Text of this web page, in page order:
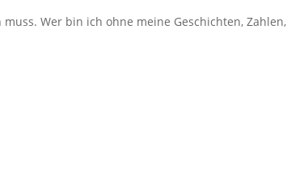
Wer bin ich ohne meine Geschichten, Zahlen,